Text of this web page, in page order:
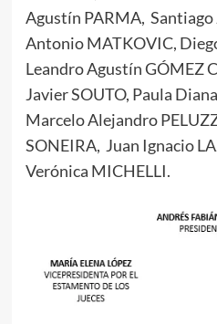
Agustín PARMA, Santiago
Antonio MATKOVIC,
Leandro Agustín GÓMEZ
Javier SOUTO, Paula
Marcelo Alejandro
SONEIRA, Juan Ignacio
Verónica MICHELLI.